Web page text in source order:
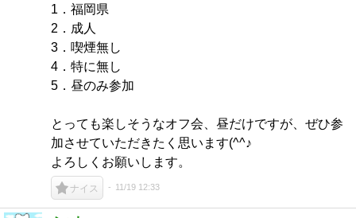
1．福岡県
2．成人
3．喫煙無し
4．特に無し
5．昼のみ参加
とっても楽しそうなオフ会、昼だけですが、ぜひ参
加させていただきたく思います(^^♪
よろしくお願いします。
ナイス 11/19 12:33